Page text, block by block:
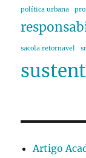
política urbana
sacola retornavel
Artigo